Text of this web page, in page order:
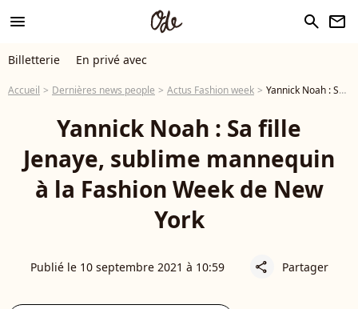
menu search newsletter
Billetterie En privé avec
Accueil Dernières news people Actus Fashion week Yannick Noah : Sa fille Jenaye, sublime mannequin à la Fashion Week de New York
Yannick Noah : Sa fille
Jenaye, sublime mannequin
à la Fashion Week de New
York
Publié le 10 septembre 2021 à 10:59 share Partager